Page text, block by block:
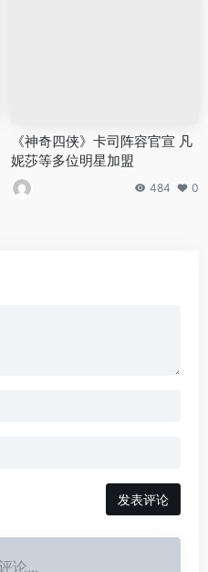
《神奇四侠》卡司阵容官宣 凡
妮莎等多位明星加盟
484 0
发表评论
论...